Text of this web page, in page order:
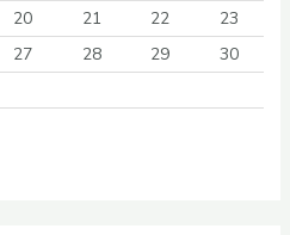
20 21 22
23
27 28 29
30